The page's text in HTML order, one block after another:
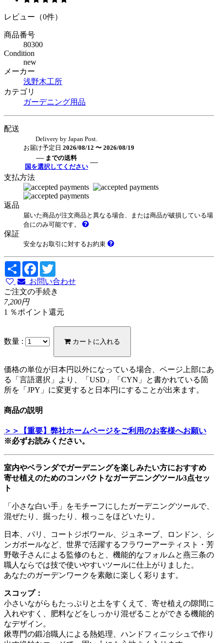
レビュー（0件）
商品番号
80300
Condition
new
メーカー
浅野木工所
カテゴリ
ガーデニング用品
配送
Delivery by Japan Post.
お届け予定日 2026/08/12 〜 2026/08/19
---- までの送料
国を選択してください
----
支払方法
返品
届いた商品が注文商品と異なる場合、または商品が破損している場
合にのみ可能です。
保証
安全なお取引に対するお約束
Share Facebook
お問い合わせ
ご注文の手続き
7,200円
1 ％ポイント還元
数量 : カートに入れる
価格の単位が日本円以外になっている場合、ページ上部にあ
る「言語選択」より、「USD」「CYN」と書かれている箇
所を「JPY」に変更すると日本円にすることが出来ます。
商品の説明
＞＞【重要】弊社ホームページをご利用のお客様へお願い
※必ずお読みください。
室内やベランダでガーデニングを楽しみたい方におすすめ
寄せ植えのためのコンパクトなガーデニングツール3点セッ
ト
「小さな白い手」をモチーフにしたガーデニングツールで、
混ぜたり、掘ったり、根っこをほどいたり。
日本、パリ、コートジボワール、ジュネーブ、ロンドン、シ
ンガポールなど、世界で活躍するフラワーアーティスト・芳
野敬子さんによる監修のもと、機能的なフォルムと燕三条の
職人ならでは技で使いやすいツールに仕上がりました。
あなたのガーデンワークを素敵に楽しく彩ります。
スコップ：
小さいながらもたっぷりと土をすくえて、寄せ植えの隙間に
入れやすく、肥料などをしっかり混ぜることができる機能的
なデザイン。
鍬専門の鍛冶職人による熱処理、ハンドフィニッシュで作り